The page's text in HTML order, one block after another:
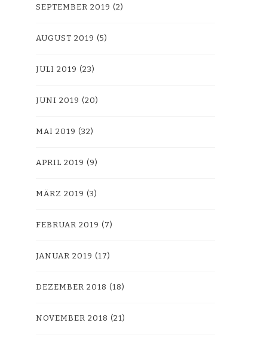
SEPTEMBER 2019 (2)
AUGUST 2019 (5)
JULI 2019 (23)
JUNI 2019 (20)
MAI 2019 (32)
APRIL 2019 (9)
MÄRZ 2019 (3)
FEBRUAR 2019 (7)
JANUAR 2019 (17)
DEZEMBER 2018 (18)
NOVEMBER 2018 (21)